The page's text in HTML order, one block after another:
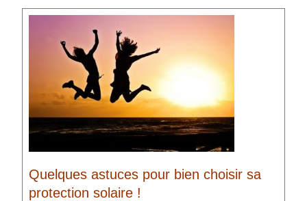
Quelques astuces pour bien choisir sa
protection solaire !